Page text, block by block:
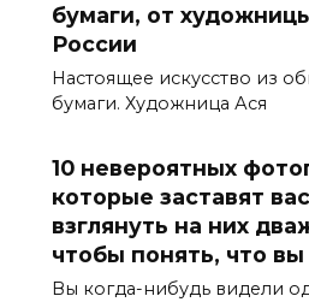
бумаги, от
России
Настоящее искусство из
бумаги. Художница Ася
10 невероятных
которые заставят вас
взглянуть на них
чтобы понять, что
Вы когда-нибудь видели